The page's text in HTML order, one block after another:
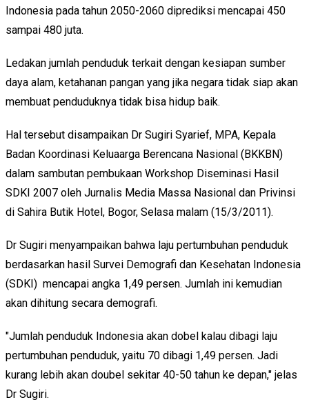
Indonesia pada tahun 2050-2060 diprediksi mencapai 450
sampai 480 juta.
Ledakan jumlah penduduk terkait dengan kesiapan sumber
daya alam, ketahanan pangan yang jika negara tidak siap akan
membuat penduduknya tidak bisa hidup baik.
Hal tersebut disampaikan Dr Sugiri Syarief, MPA, Kepala
Badan Koordinasi Keluaarga Berencana Nasional (BKKBN)
dalam sambutan pembukaan Workshop Diseminasi Hasil
SDKI 2007 oleh Jurnalis Media Massa Nasional dan Privinsi
di Sahira Butik Hotel, Bogor, Selasa malam (15/3/2011).
Dr Sugiri menyampaikan bahwa laju pertumbuhan penduduk
berdasarkan hasil Survei Demografi dan Kesehatan Indonesia
(SDKI) mencapai angka 1,49 persen. Jumlah ini kemudian
akan dihitung secara demografi.
"Jumlah penduduk Indonesia akan dobel kalau dibagi laju
pertumbuhan penduduk, yaitu 70 dibagi 1,49 persen. Jadi
kurang lebih akan doubel sekitar 40-50 tahun ke depan," jelas
Dr Sugiri.